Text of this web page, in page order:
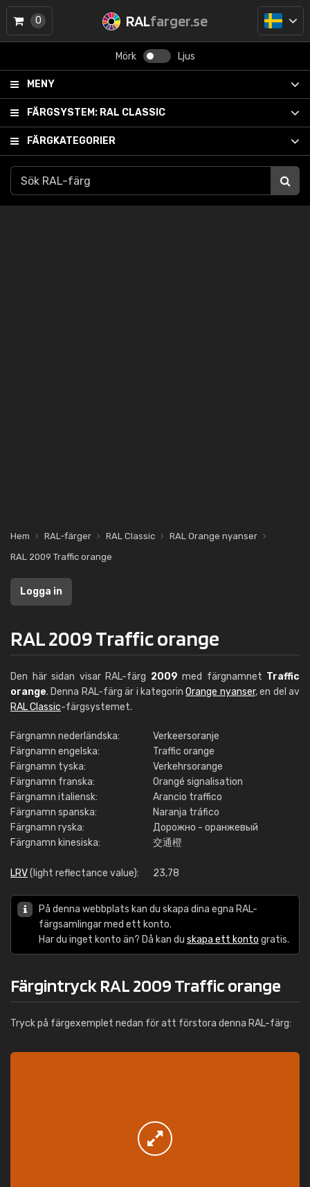
RALfarger.se
Mörk Ljus
MENY
FÄRGSYSTEM: RAL CLASSIC
FÄRGKATEGORIER
0
Hem RAL-färger RAL Classic
RAL Orange nyanser
RAL 2009 Traffic orange
Logga in
RAL 2009 Traffic orange
Den här sidan visar RAL-färg 2009 med färgnamnet Traffic
orange. Denna RAL-färg är i kategorinOrange nyanser, en del av
RAL Classic-färgsystemet.
Färgnamn nederländska:
Verkeersoranje
Färgnamn engelska:
Traffic orange
Färgnamn tyska:
Verkehrsorange
Färgnamn franska:
Orangé signalisation
Färgnamn italiensk:
Arancio traffico
Färgnamn spanska:
Naranja tráfico
Färgnamn ryska:
Дорожно - оранжевый
Färgnamn kinesiska:
交通橙
LRV(light reflectance value): 23,78
På denna webbplats kan du skapa dina egna RAL-
färgsamlingar med ett konto.
Har du inget konto än? Då kan du skapa ett konto gratis.
Färgintryck RAL 2009 Traffic orange
Tryck på färgexemplet nedan för att förstora denna RAL-färg: